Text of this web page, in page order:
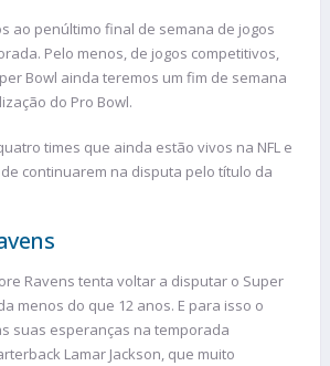
ao penúltimo final de semana de jogos
Pelo menos, de jogos competitivos,
Bowl ainda teremos um fim de semana
do Pro Bowl.
times que ainda estão vivos na NFL e
continuarem na disputa pelo título da
Ravens tenta voltar a disputar o Super
menos do que 12 anos. E para isso o
suas esperanças na temporada
Lamar Jackson, que muito